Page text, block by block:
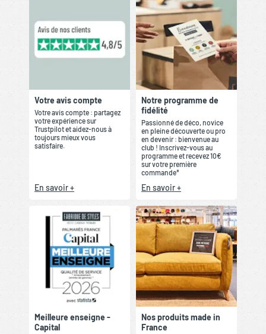
Votre avis compte
Votre avis compte : partagez
votre expérience sur
Trustpilot et aidez-nous à
toujours mieux vous
satisfaire.
En savoir +
Notre programme de
fidélité
Passionné de déco, novice
en pleine découverte ou pro
en devenir : bienvenue au
club ! Inscrivez-vous au
programme et recevez 10€
sur votre première
commande*
En savoir +
Meilleure enseigne -
Capital
Nos produits made in
France